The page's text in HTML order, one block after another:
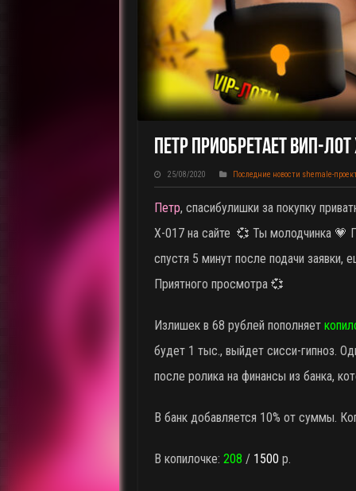
Петр Приобретает ВИП-
25/08/2020 Последние новости shemale-
Петр, спасибулишки за покупку
X-017 на сайте 💞 Ты молодчинка 💗
спустя 5 минут после подачи
Приятного просмотра 💞
Излишек в 68 рублей пополняет
будет 1 тыс., выйдет сисси-гипноз.
после ролика на финансы из банка,
В банк добавляется 10% от суммы.
В копилочке: 208 / 1500 р.